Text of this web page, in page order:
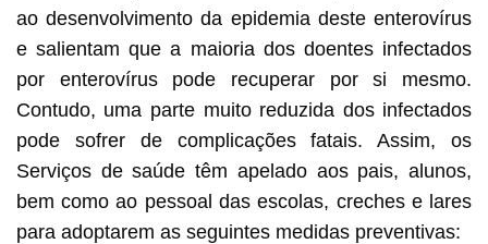
ao desenvolvimento da epidemia deste enterovírus
e salientam que a maioria dos doentes infectados
por enterovírus pode recuperar por si mesmo.
Contudo, uma parte muito reduzida dos infectados
pode sofrer de complicações fatais. Assim, os
Serviços de saúde têm apelado aos pais, alunos,
bem como ao pessoal das escolas, creches e lares
para adoptarem as seguintes medidas preventivas: